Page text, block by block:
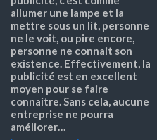
allumer une lampe et la
mettre sous un lit, personne
ne le voit, ou pire encore,
personne ne connait son
existence. Effectivement, la
publicité est en excellent
moyen pour se faire
connaitre. Sans cela, aucune
entreprise ne pourra
améliorer…